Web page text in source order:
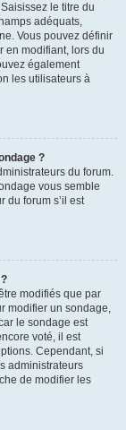
le titre du
adéquats,
Vous pouvez définir
en modifiant, lors du
également
les utilisateurs à
?
du forum.
vous semble
du forum s’il est
modifiés que par
modifier un sondage,
le sondage est
voté, il est
Cependant, si
administrateurs
de modifier les